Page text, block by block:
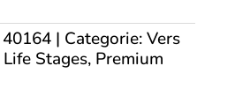
40164 Categorie:Vers
Stages, Premium